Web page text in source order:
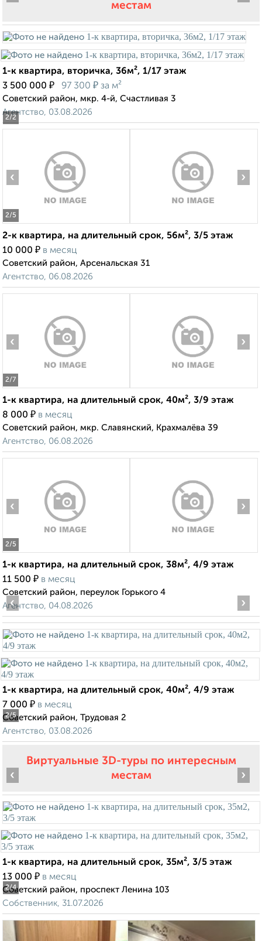
местам
2/2
1-к квартира, вторичка, 36м², 1/17 этаж
3 500 000 ₽ 97 300 ₽ за м²
Советский район, мкр. 4-й, Счастливая 3
Агентство, 03.08.2026
2/5
‹ ›
2-к квартира, на длительный срок, 56м², 3/5 этаж
10 000 ₽ в месяц
Советский район, Арсенальская 31
Агентство, 06.08.2026
2/7
‹ ›
1-к квартира, на длительный срок, 40м², 3/9 этаж
8 000 ₽ в месяц
Советский район, мкр. Славянский, Крахмалёва 39
Агентство, 06.08.2026
2/5
‹ ›
1-к квартира, на длительный срок, 38м², 4/9 этаж
11 500 ₽ в месяц
Советский район, переулок Горького 4
Агентство, 04.08.2026
2/5
‹ ›
1-к квартира, на длительный срок, 40м², 4/9 этаж
7 000 ₽ в месяц
Советский район, Трудовая 2
Агентство, 03.08.2026
Виртуальные 3D-туры по интересным
местам
2/4
‹ ›
1-к квартира, на длительный срок, 35м², 3/5 этаж
13 000 ₽ в месяц
Советский район, проспект Ленина 103
Собственник, 31.07.2026